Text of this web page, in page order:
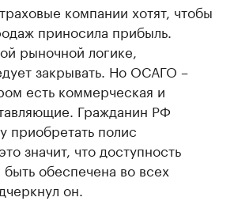
компании хотят, чтобы
приносила прибыль.
рыночной логике,
закрывать. Но ОСАГО –
есть коммерческая и
Гражданин РФ
приобретать полис
значит, что доступность
обеспечена во всех
он.